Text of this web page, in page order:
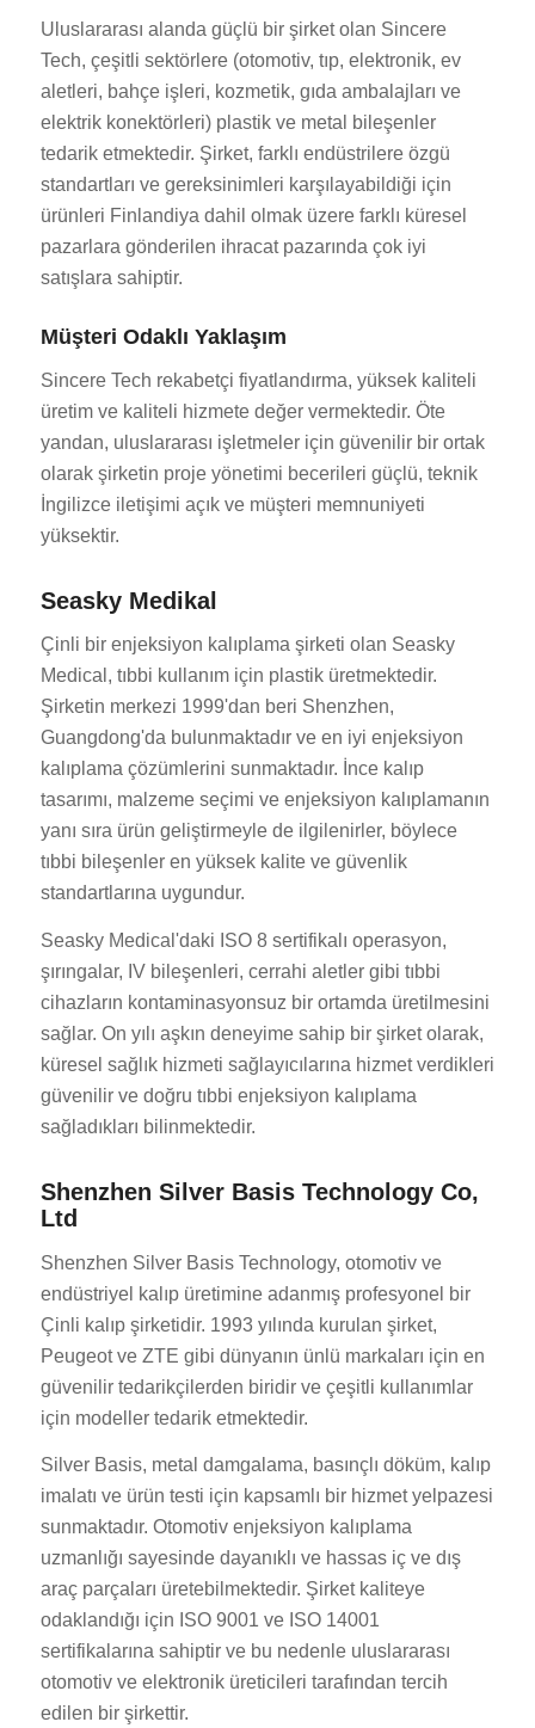
Uluslararası alanda güçlü bir şirket olan Sincere
Tech, çeşitli sektörlere (otomotiv, tıp, elektronik, ev
aletleri, bahçe işleri, kozmetik, gıda ambalajları ve
elektrik konektörleri) plastik ve metal bileşenler
tedarik etmektedir. Şirket, farklı endüstrilere özgü
standartları ve gereksinimleri karşılayabildiği için
ürünleri Finlandiya dahil olmak üzere farklı küresel
pazarlara gönderilen ihracat pazarında çok iyi
satışlara sahiptir.
Müşteri Odaklı Yaklaşım
Sincere Tech rekabetçi fiyatlandırma, yüksek kaliteli
üretim ve kaliteli hizmete değer vermektedir. Öte
yandan, uluslararası işletmeler için güvenilir bir ortak
olarak şirketin proje yönetimi becerileri güçlü, teknik
İngilizce iletişimi açık ve müşteri memnuniyeti
yüksektir.
Seasky Medikal
Çinli bir enjeksiyon kalıplama şirketi olan Seasky
Medical, tıbbi kullanım için plastik üretmektedir.
Şirketin merkezi 1999'dan beri Shenzhen,
Guangdong'da bulunmaktadır ve en iyi enjeksiyon
kalıplama çözümlerini sunmaktadır. İnce kalıp
tasarımı, malzeme seçimi ve enjeksiyon kalıplamanın
yanı sıra ürün geliştirmeyle de ilgilenirler, böylece
tıbbi bileşenler en yüksek kalite ve güvenlik
standartlarına uygundur.
Seasky Medical'daki ISO 8 sertifikalı operasyon,
şırıngalar, IV bileşenleri, cerrahi aletler gibi tıbbi
cihazların kontaminasyonsuz bir ortamda üretilmesini
sağlar. On yılı aşkın deneyime sahip bir şirket olarak,
küresel sağlık hizmeti sağlayıcılarına hizmet verdikleri
güvenilir ve doğru tıbbi enjeksiyon kalıplama
sağladıkları bilinmektedir.
Shenzhen Silver Basis Technology Co,
Ltd
Shenzhen Silver Basis Technology, otomotiv ve
endüstriyel kalıp üretimine adanmış profesyonel bir
Çinli kalıp şirketidir. 1993 yılında kurulan şirket,
Peugeot ve ZTE gibi dünyanın ünlü markaları için en
güvenilir tedarikçilerden biridir ve çeşitli kullanımlar
için modeller tedarik etmektedir.
Silver Basis, metal damgalama, basınçlı döküm, kalıp
imalatı ve ürün testi için kapsamlı bir hizmet yelpazesi
sunmaktadır. Otomotiv enjeksiyon kalıplama
uzmanlığı sayesinde dayanıklı ve hassas iç ve dış
araç parçaları üretebilmektedir. Şirket kaliteye
odaklandığı için ISO 9001 ve ISO 14001
sertifikalarına sahiptir ve bu nedenle uluslararası
otomotiv ve elektronik üreticileri tarafından tercih
edilen bir şirkettir.